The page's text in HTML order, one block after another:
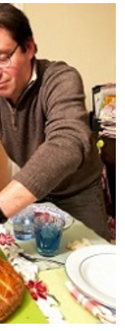
る人達もいる。 私はいつ
いと思っている。 人間は、
を尽くしてことにあたるの
勿論、人間だから、いつも
や、どうしようもないこと
身の内側をじっくり観れた
こんなに自分の内側を観れ
。 これからの自分の生き方
造れたかなと思っている。
ったと思う。 だから、私は
もブレない大切なものがあ
多いけど、自分のできう
げて、志を実現していきた
皆さんと分かち合えるよう